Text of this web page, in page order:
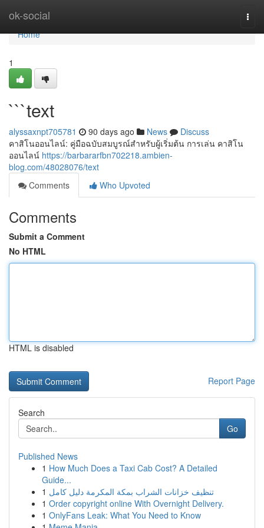
ok-social
Home
Home
1
```text
alyssaxnpt705781 90 days ago News
Discuss
คาสิโนออนไลน์: คู่มือฉบับสมบูรณ์สำหรับผู้เริ่มต้น การเล่น คาสิโน
ออนไลน์ https://barbararfbn702218.ambien-
blog.com/48028076/text
Comments
Who Upvoted
Comments
Submit a Comment
No HTML
HTML is disabled
Report Page
Search
Go
Published News
1 How Much Does a Taxi Cab Cost? A Detailed
Guide...
1 تنظيف خزانات الشراب بمكة المكرمة دليل كامل
1 Order copyright online With Overnight Delivery.
1 OnlyFans Leak: What You Need to Know